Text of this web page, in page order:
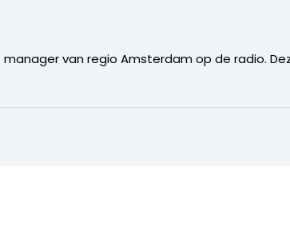
van regio Amsterdam op de radio.